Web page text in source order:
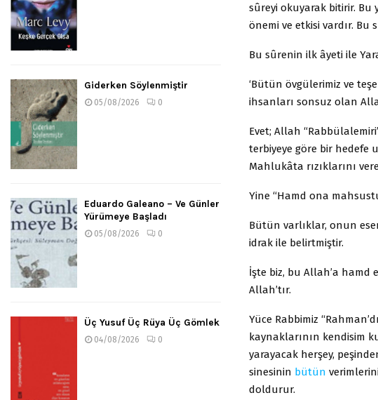
sûreyi okuyarak bitirir.
önemi ve etkisi vardır.
Bu sûrenin ilk âyeti ile
‘Bütün övgülerimiz ve
ihsanları sonsuz olan
Evet; Allah
terbiyeye göre bir hedefe
Mahlukâta rızıklarını
Yine “Hamd ona
Bütün varlıklar, onun
idrak ile belirtmiştir.
İşte biz, bu Allah’a hamd
Allah’tır.
Yüce Rabbimiz
kaynaklarının kendisim
yarayacak herşey,
sinesinin bütün
doldurur.
Giderken Söylenmiştir
05/08/2026 0
Eduardo Galeano – Ve Günler
Yürümeye Başladı
05/08/2026 0
Üç Yusuf Üç Rüya Üç Gömlek
04/08/2026 0